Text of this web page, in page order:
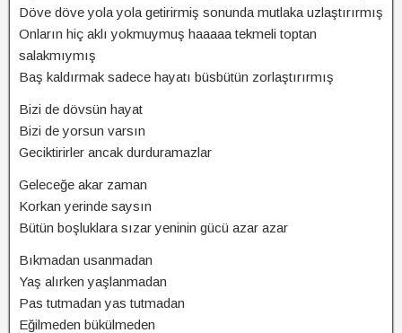
Döve döve yola yola getirirmiş sonunda mutlaka uzlaştırırmış
Onların hiç aklı yokmuymuş haaaaa tekmeli toptan
salakmıymış
Baş kaldırmak sadece hayatı büsbütün zorlaştırırmış
Bizi de dövsün hayat
Bizi de yorsun varsın
Geciktirirler ancak durduramazlar
Geleceğe akar zaman
Korkan yerinde saysın
Bütün boşluklara sızar yeninin gücü azar azar
Bıkmadan usanmadan
Yaş alırken yaşlanmadan
Pas tutmadan yas tutmadan
Eğilmeden bükülmeden